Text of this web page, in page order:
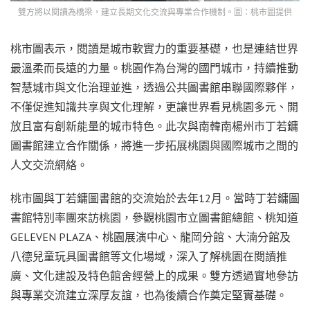
雙方將以閱讀為橋梁，建立長期文化交流與專業合作機制。圖：桃市圖提供
桃市圖表示，閱讀是城市軟實力的重要基礎，也是連結世界
最溫柔而長遠的力量。桃園作為台灣的國門城市，持續推動
智慧城市與文化治理並進，透過公共圖書館串聯國際夥伴，
不僅促進知識共享與文化理解，更讓世界看見桃園多元、開
放且富有創新能量的城市特色。此次與南韓南楊州市丁若鏞
圖書館建立合作關係，將進一步拓展桃園與國際城市之間的
人文交流網絡。
桃市圖與丁若鏞圖書館的交流始於去年12月。當時丁若鏞圖
書館特別率團來訪桃園，參觀桃園市立圖書館總館、桃知道
GELEVEN PLAZA、桃園展演中心、龍岡分館、大湳分館及
八德兒童玩具圖書館等文化場域，深入了解桃園在閱讀推
廣、文化建設及特色館舍經營上的成果。雙方透過實地參訪
與專業交流建立深厚友誼，也為後續合作奠定堅實基礎。